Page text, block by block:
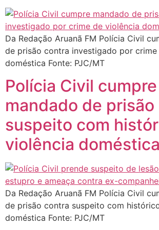
Da Redação Aruanã FM Polícia Civil
de prisão contra investigado por crime
doméstica Fonte: PJC/MT
Polícia Civil cumpre
mandado de
suspeito com
violência doméstica
Da Redação Aruanã FM Polícia Civil
de prisão contra suspeito com
doméstica Fonte: PJC/MT